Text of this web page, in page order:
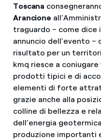
Toscana
Arancione
traguardo – come dice
annuncio dell’evento
risultato per un
kmq riesce a
prodotti tipici e di
elementi di forte
grazie anche alla
colline di bellezza e
dell’energia
produzione importanti